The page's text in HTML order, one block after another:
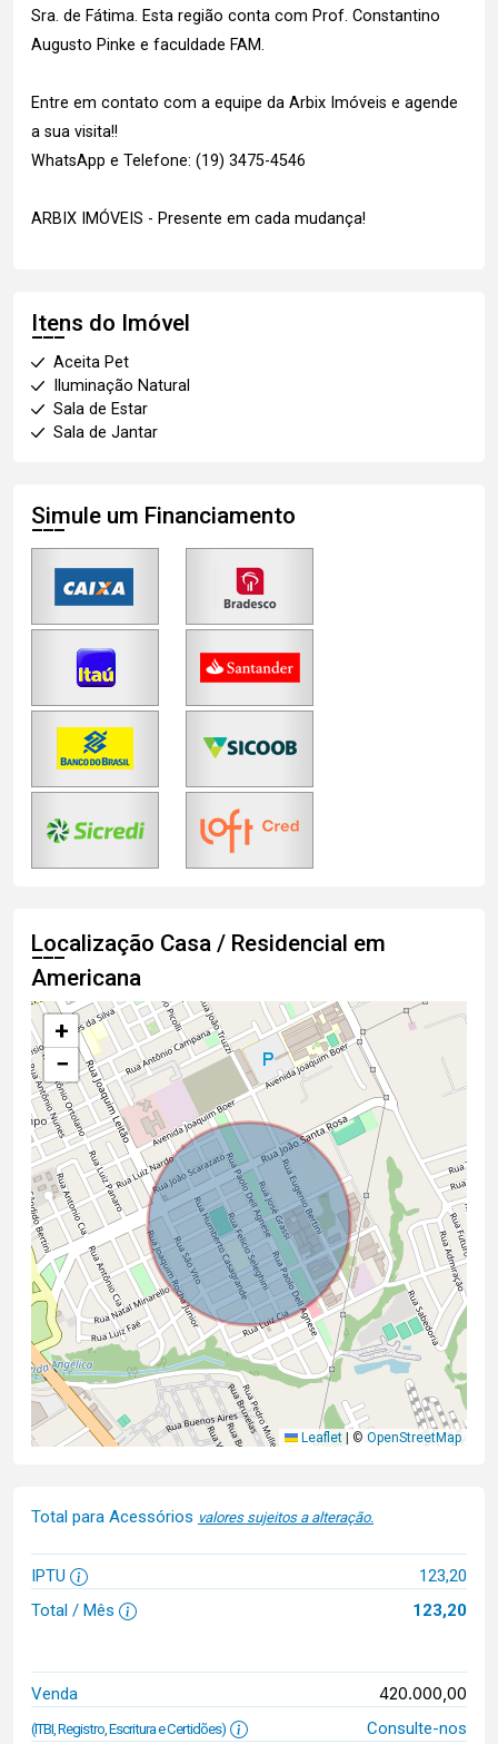
Sra. de Fátima. Esta região conta com Prof. Constantino
Augusto Pinke e faculdade FAM.
Entre em contato com a equipe da Arbix Imóveis e agende
a sua visita!!
WhatsApp e Telefone: (19) 3475-4546
ARBIX IMÓVEIS - Presente em cada mudança!
Itens do Imóvel
Aceita Pet
Iluminação Natural
Sala de Estar
Sala de Jantar
Simule um Financiamento
Localização Casa / Residencial em
Americana
+
−
Leaflet © OpenStreetMap
Total para Acessórios valores sujeitos a alteração.
IPTU
123,20
Total / Mês
123,20
Venda 420.000,00
(ITBI, Registro, Escritura e Certidões) Consulte-nos